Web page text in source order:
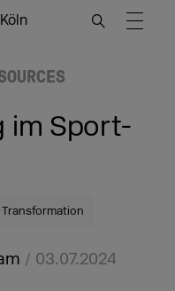
im Sport-
Transformation
/ 03.07.2024